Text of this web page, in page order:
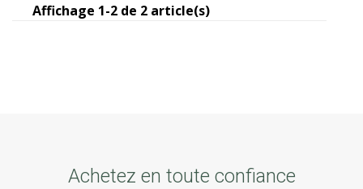
Acheter
Affichage 1-2 de 2 article(s)
Achetez en toute confiance